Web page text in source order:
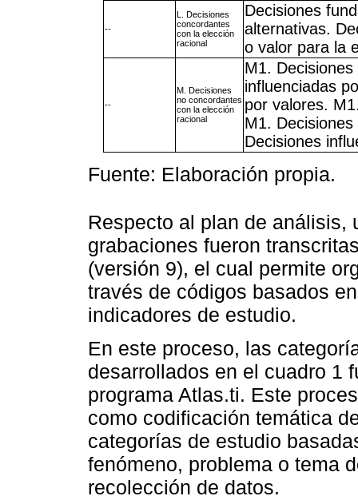
--
L. Decisiones
concordantes
con la elección
racional
Decisiones
alternativas.
o valor para la
--
M. Decisiones
no concordantes
con la elección
racional
M1.
influenciadas
por valores.
M1.
Decisiones
Fuente: Elaboración propia.
Respecto al plan de análisis,
grabaciones fueron
(versión 9), el cual permite
través de códigos basados
indicadores de estudio.
En este proceso, las
desarrollados en el cuadro 1
programa Atlas.ti. Este
como codificación temática
categorías de estudio
fenómeno, problema o tema
recolección de datos.